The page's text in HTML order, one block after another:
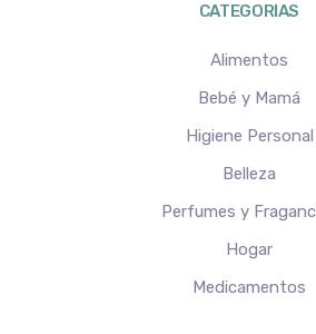
CATEGORIAS
Alimentos
Bebé y Mamá
Higiene Personal
Belleza
Perfumes y
Hogar
Medicamentos